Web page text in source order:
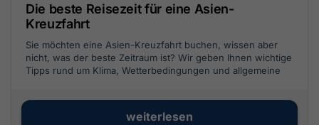
Die beste Reisezeit für eine Asien-
Kreuzfahrt
Sie möchten eine Asien-Kreuzfahrt buchen, wissen aber
nicht, was der beste Zeitraum ist? Wir geben Ihnen wichtige
Tipps rund um Klima, Wetterbedingungen und allgemeine
weiterlesen